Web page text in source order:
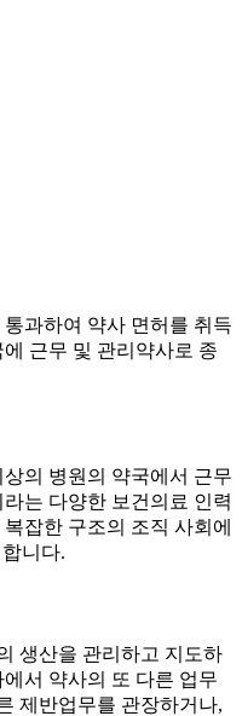
과하여 약사 면허를 취득
근무 및 관리약사로 종
의 병원의 약국에서 근무
는 다양한 보건의료 인력
잡한 구조의 조직 사회에
니다.
생산을 관리하고 지도하
서 약사의 또 다른 업무
제반업무를 관장하거나,